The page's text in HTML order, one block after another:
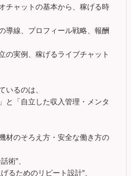
チャットの基本から、稼げる時
導線、プロフィール戦略、報酬
の実例、稼げるライブチャット
いるのは、
と「自立した収入管理・メンタ
材のそろえ方・安全な働き方の
術”、
るためのリピート設計”、